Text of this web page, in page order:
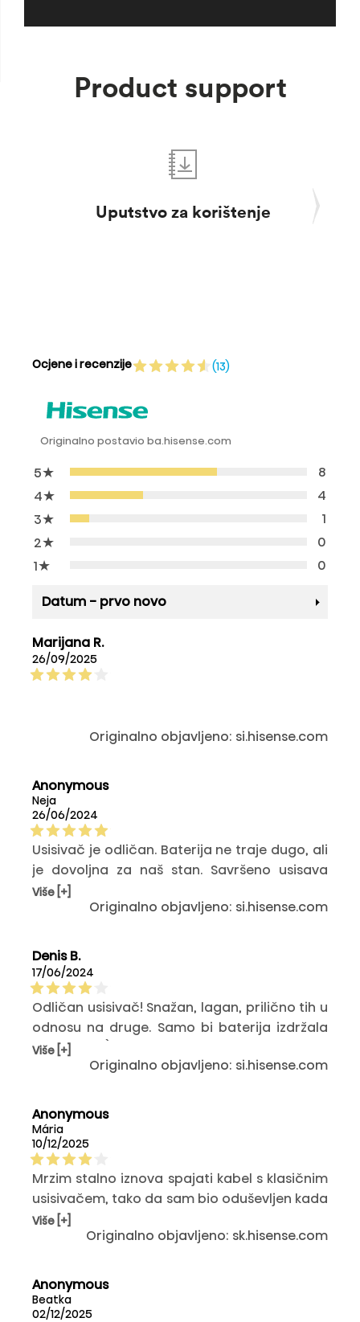
Product support
Uputstvo za korištenje
Ocjene i recenzije (13)
Originalno postavio ba.hisense.com
5★
8
4★
4
3★
1
2★
0
1★
0
Datum - prvo novo
Marijana R.
26/09/2025
Originalno objavljeno: si.hisense.com
Anonymous
Neja
26/06/2024
Usisivač je odličan. Baterija ne traje dugo, ali
je dovoljna za naš stan. Savršeno usisava
tepihe. Najviše volim tri snage usisavanja, ali
volim dodatak za mokro krpu jer sve
Više [+]
Originalno objavljeno: si.hisense.com
Denis B.
17/06/2024
Odličan usisivač! Snažan, lagan, prilično tih u
odnosu na druge. Samo bi baterija izdržala
malo duže :)
Više [+]
Originalno objavljeno: si.hisense.com
Anonymous
Mária
10/12/2025
Mrzim stalno iznova spajati kabel s klasičnim
usisivačem, tako da sam bio oduševljen kada
sam na poklon dobio ovaj bežični. Ima
pristojnu izdržljivost, dobro usisava, lijepo
bih cijenio više različitih nastavaka.
Više [+]
Originalno objavljeno: sk.hisense.com
Anonymous
Beatka
02/12/2025